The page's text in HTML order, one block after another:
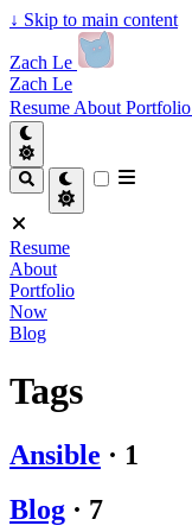
↓ Skip to main content
Zach Le
Zach Le
Resume About Portfolio
Resume
About
Portfolio
Now
Blog
Tags
Ansible · 1
Blog · 7